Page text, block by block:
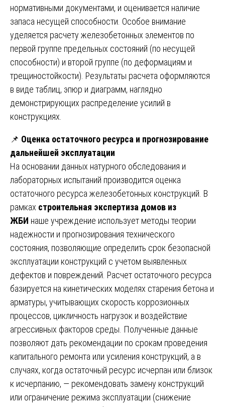
нормативными документами, и оценивается наличие
запаса несущей способности. Особое внимание
уделяется расчету железобетонных элементов по
первой группе предельных состояний (по несущей
способности) и второй группе (по деформациям и
трещиностойкости). Результаты расчета оформляются
в виде таблиц, эпюр и диаграмм, наглядно
демонстрирующих распределение усилий в
конструкциях.
📌 Оценка остаточного ресурса и прогнозирование
дальнейшей эксплуатации
На основании данных натурного обследования и
лабораторных испытаний производится оценка
остаточного ресурса железобетонных конструкций. В
рамках строительная экспертиза домов из
ЖБИ наше учреждение использует методы теории
надежности и прогнозирования технического
состояния, позволяющие определить срок безопасной
эксплуатации конструкций с учетом выявленных
дефектов и повреждений. Расчет остаточного ресурса
базируется на кинетических моделях старения бетона и
арматуры, учитывающих скорость коррозионных
процессов, цикличность нагрузок и воздействие
агрессивных факторов среды. Полученные данные
позволяют дать рекомендации по срокам проведения
капитального ремонта или усиления конструкций, а в
случаях, когда остаточный ресурс исчерпан или близок
к исчерпанию, — рекомендовать замену конструкций
или ограничение режима эксплуатации (снижение